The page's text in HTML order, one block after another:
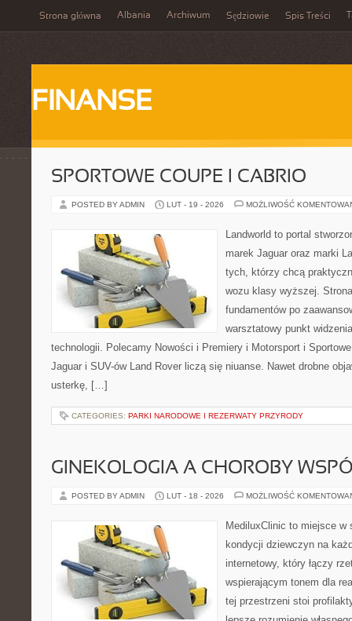
Strona główna Albania Archiwum Sędziowie Spis Treści
FINANSE
SPORTOWE COUPE I CABRIO
POSTED BY ADMIN LUT - 19 - 2026 MOŻLIWOŚĆ
Landworld to portal
marek Jaguar oraz marki
tych, którzy chcą
wozu klasy wyższej.
fundamentów po
warsztatowy punkt
technologii. Polecamy Nowości i Premiery i Motorsport i
Jaguar i SUV-ów Land Rover liczą się niuanse. Nawet drobne
usterkę, […]
CATEGORIES: PARKI NARODOWE I REZERWATY PRZYRODY
GINEKOLOGIA A CHOROBY
POSTED BY ADMIN LUT - 18 - 2026 MOŻLIWOŚĆ
MediluxClinic to miejsce
kondycji dziewczyn na
internetowy, który łączy
wspierającym tonem dla
tej przestrzeni stoi